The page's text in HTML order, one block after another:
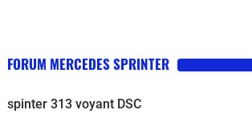
FORUM MERCEDES SPRINTER
spinter 313 voyant DSC